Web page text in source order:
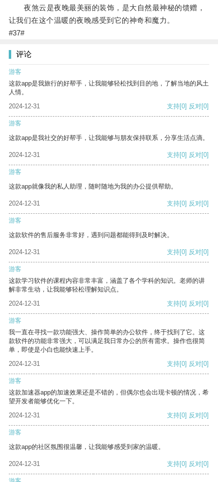
夜煞云是夜晚最美丽的装饰，是大自然最神秘的馈赠，
让我们在这个温暖的夜晚感受到它的神奇和魔力。
#37#
评论
游客
这款app是我旅行的好帮手，让我能够轻松找到目的地，了解当地的风土
人情。
2024-12-31
支持[0] 反对[0]
游客
这款app是我社交的好帮手，让我能够与朋友保持联系，分享生活点滴。
2024-12-31 支持[0] 反对[0]
游客
这款app就像我的私人助理，随时随地为我的办公提供帮助。
2024-12-31 支持[0] 反对[0]
游客
这款软件的售后服务非常好，遇到问题都能得到及时解决。
2024-12-31 支持[0] 反对[0]
游客
这款学习软件的课程内容非常丰富，涵盖了各个学科的知识。老师的讲
解非常生动，让我能够轻松理解知识点。
2024-12-31
支持[0] 反对[0]
游客
我一直在寻找一款功能强大、操作简单的办公软件，终于找到了它。这
款软件的功能非常强大，可以满足我日常办公的所有需求。操作也很简
单，即使是小白也能快速上手。
2024-12-31
支持[0] 反对[0]
游客
这款加速器app的加速效果还是不错的，但偶尔也会出现卡顿的情况，希
望开发者能够优化一下。
2024-12-31
支持[0] 反对[0]
游客
这款app的社区氛围很温馨，让我能够感受到家的温暖。
2024-12-31 支持[0] 反对[0]